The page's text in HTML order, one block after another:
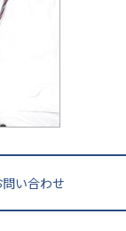
験の羅
問い合わせ